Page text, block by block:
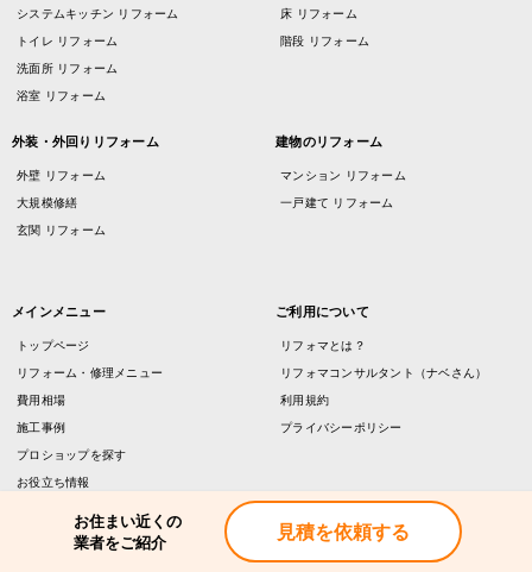
システムキッチン リフォーム
トイレ リフォーム
洗面所 リフォーム
浴室 リフォーム
床 リフォーム
階段 リフォーム
外装・外回りリフォーム
外壁 リフォーム
大規模修繕
玄関 リフォーム
建物のリフォーム
マンション リフォーム
一戸建て リフォーム
メインメニュー
トップページ
リフォーム・修理メニュー
費用相場
施工事例
プロショップを探す
お役立ち情報
ご利用について
リフォマとは？
リフォマコンサルタント（ナベさん）
利用規約
プライバシーポリシー
加盟店・企業様向け
お住まい近くの
業者をご紹介
見積を依頼する